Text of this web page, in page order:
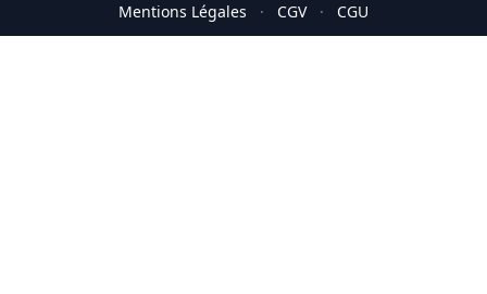
Mentions Légales · CGV · CGU